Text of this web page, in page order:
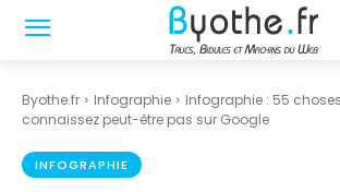
Byothe.fr Infographie
Infographie : 55
connaissez peut-être pas sur Google
INFOGRAPHIE